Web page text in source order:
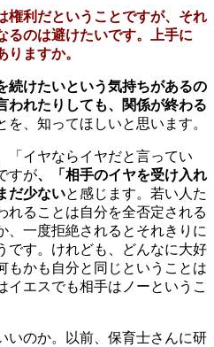
利だということですが、それ
るのは避けたいです。上手に
りますか。
続けたいという気持ちがあるの
われたりしても、関係が終わる
を、知ってほしいと思います。
イヤならイヤだと言ってい
すが、「相手のイヤを受け入れ
だ少ないと感じます。若い人た
れることは自分を全否定される
、一度拒絶されるとそれきりに
です。けれども、どんなに大好
もかも自分と同じということは
イエスでも相手はノーというこ
のか。以前、保育士さんに研